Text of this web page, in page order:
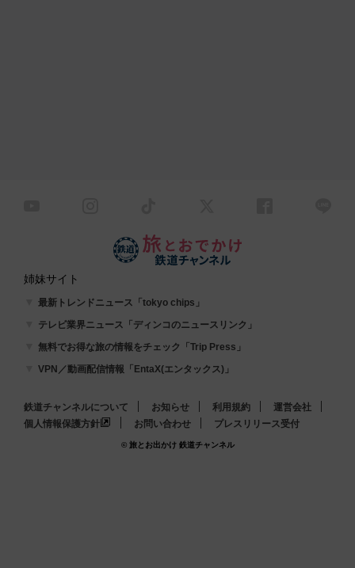
姉妹サイト
最新トレンドニュース「tokyo chips」
テレビ業界ニュース「ディンコのニュースリンク」
無料でお得な旅の情報をチェック「Trip Press」
VPN／動画配信情報「EntaX(エンタックス)」
鉄道チャンネルについて お知らせ 利用規約
運営会社
個人情報保護方針
お問い合わせ プレスリリース受付
© 旅とお出かけ 鉄道チャンネル